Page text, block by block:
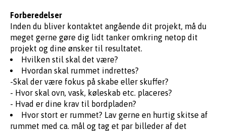
Forberedelser
Inden du bliver kontaktet angående dit projekt, må du
meget gerne gøre dig lidt tanker omkring netop dit
projekt og dine ønsker til resultatet.
Hvilken stil skal det være?
Hvordan skal rummet indrettes?
-Skal der være fokus på skabe eller skuffer?
- Hvor skal ovn, vask, køleskab etc. placeres?
- Hvad er dine krav til bordpladen?
Hvor stort er rummet? Lav gerne en hurtig skitse af
rummet med ca. mål og tag et par billeder af det